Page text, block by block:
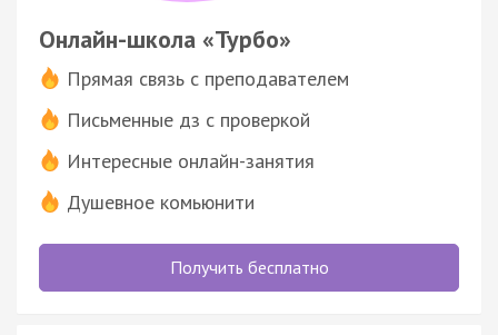
Онлайн-школа «Турбо»
Прямая связь с преподавателем
Письменные дз с проверкой
Интересные онлайн-занятия
Душевное комьюнити
Получить бесплатно